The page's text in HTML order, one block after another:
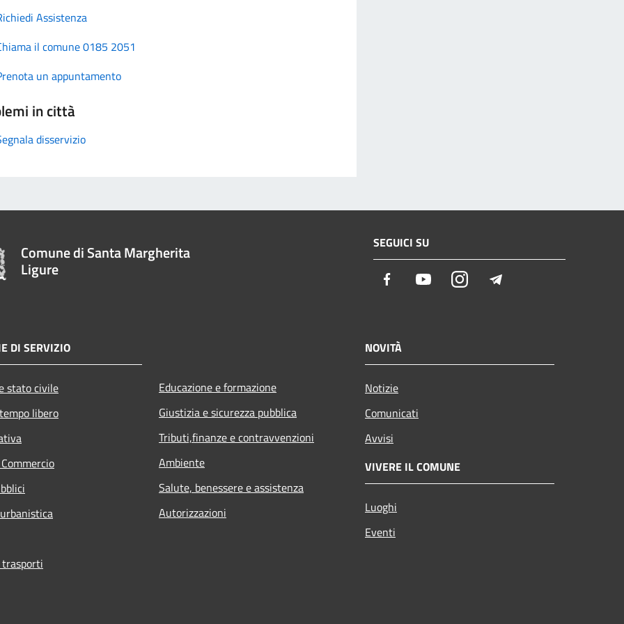
Assistenza
il comune 0185 2051
un appuntamento
in città
disservizio
Comune di Santa Margherita
Ligure
SEGUICI SU
Facebook YoutubeInstagram
DI SERVIZIO
stato civile
libero
Educazione e formazione
Giustizia e sicurezza pubblica
Tributi,finanze e contravvenzioni
Ambiente
Salute, benessere e assistenza
Autorizzazioni
NOVITÀ
Notizie
Comunicati
Avvisi
VIVERE IL COMUNE
Luoghi
Eventi